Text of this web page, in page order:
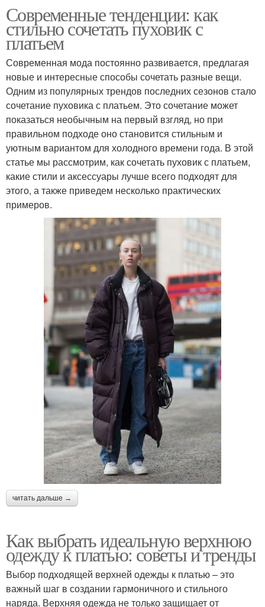
Современные тенденции: как
стильно сочетать пуховик с
платьем
Современная мода постоянно развивается, предлагая
новые и интересные способы сочетать разные вещи.
Одним из популярных трендов последних сезонов стало
сочетание пуховика с платьем. Это сочетание может
показаться необычным на первый взгляд, но при
правильном подходе оно становится стильным и
уютным вариантом для холодного времени года. В этой
статье мы рассмотрим, как сочетать пуховик с платьем,
какие стили и аксессуары лучше всего подходят для
этого, а также приведем несколько практических
примеров.
читать дальше →
Как выбрать идеальную верхнюю
одежду к платью: советы и тренды
Выбор подходящей верхней одежды к платью – это
важный шаг в создании гармоничного и стильного
наряда. Верхняя одежда не только защищает от